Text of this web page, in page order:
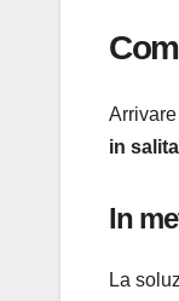
in salita
In
La